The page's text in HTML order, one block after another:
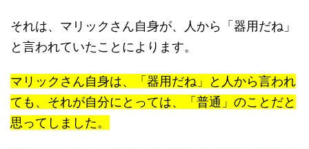
それは、マリックさん自身が、人から「器用だね」
と言われていたことによります。
マリックさん自身は、「器用だね」と人から言われ
ても、それが自分にとっては、「普通」のことだと
思ってしました。